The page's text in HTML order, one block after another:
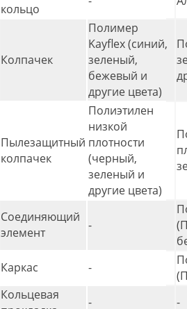
кольцо
Колпачек
Полимер
Kayflex (синий,
зеленый,
бежевый и
другие цвета)
Пылезащитный
колпачек
Полиэтилен
низкой
плотности
(черный,
зеленый и
другие цвета)
Соединяющий
элемент
-
Каркас
-
Кольцевая
- -